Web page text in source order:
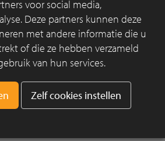
kan worden en die tevens elektrische
Daarnaast is het daklandschap
'Weidsheid' van het
dat verwijst naar het historische
de regio. Een ander bijzonder
opgenomen voor
wat bijdraagt aan de
voor social media,
Deze partners kunnen deze
met andere informatie die u
of die ze hebben verzameld
van hun services.
Zelf cookies instellen